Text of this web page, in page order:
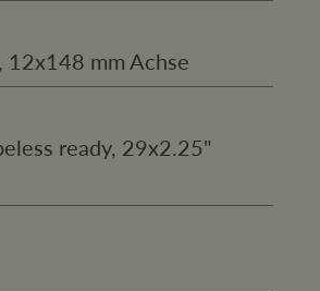
12x148 mm Achse
ready, 29x2.25"